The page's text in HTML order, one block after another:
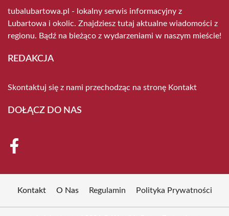
tubalubartowa.pl - lokalny serwis informacyjny z
Lubartowa i okolic. Znajdziesz tutaj aktualne wiadomości z
regionu. Bądź na bieżąco z wydarzeniami w naszym mieście!
REDAKCJA
Skontaktuj się z nami przechodząc na stronę Kontakt
DOŁĄCZ DO NAS
Kontakt O Nas Regulamin Polityka Prywatności